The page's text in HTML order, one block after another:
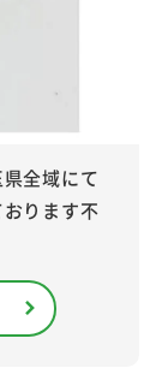
全域にて
ります不